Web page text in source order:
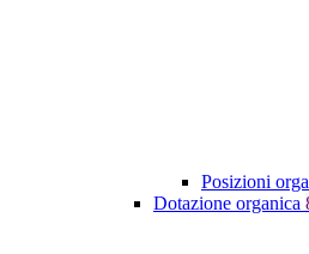
Posizioni
Dotazione organica